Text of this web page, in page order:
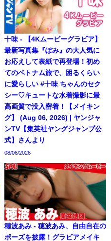
十味 - 【4Kムービーグラビア】
最新写真集『ぽみ』の大人気に
お応えして表紙で再登場！初め
てのベトナム旅で、困るくらい
に愛らしい #十味 ちゃんのセク
シー♡キュートな水着撮影に最
高画質で没入密着！【メイキン
グ】 (Aug 06, 2026) | ヤンジャ
ンTV【集英社ヤングジャンプ公
式】さんより
08/06/2026
穂波あみ - 穂波あみ、自由自在の
ポーズを披露！グラビアメイキ